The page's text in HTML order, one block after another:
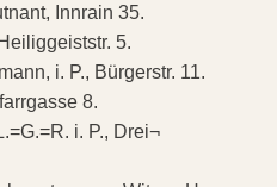
Innrain 35.
5.
i. P., Bürgerstr. 11.
8.
i. P., Drei¬